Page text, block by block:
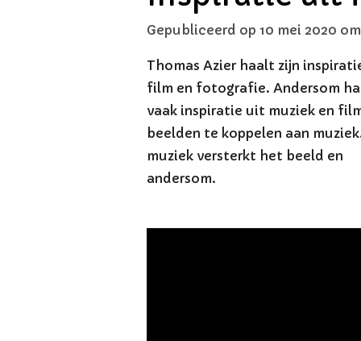
Gepubliceerd op 10 mei 2020 om
Thomas Azier haalt zijn
film en fotografie. Andersom
vaak inspiratie uit muziek en
beelden te koppelen aan
muziek versterkt het beeld en
andersom.